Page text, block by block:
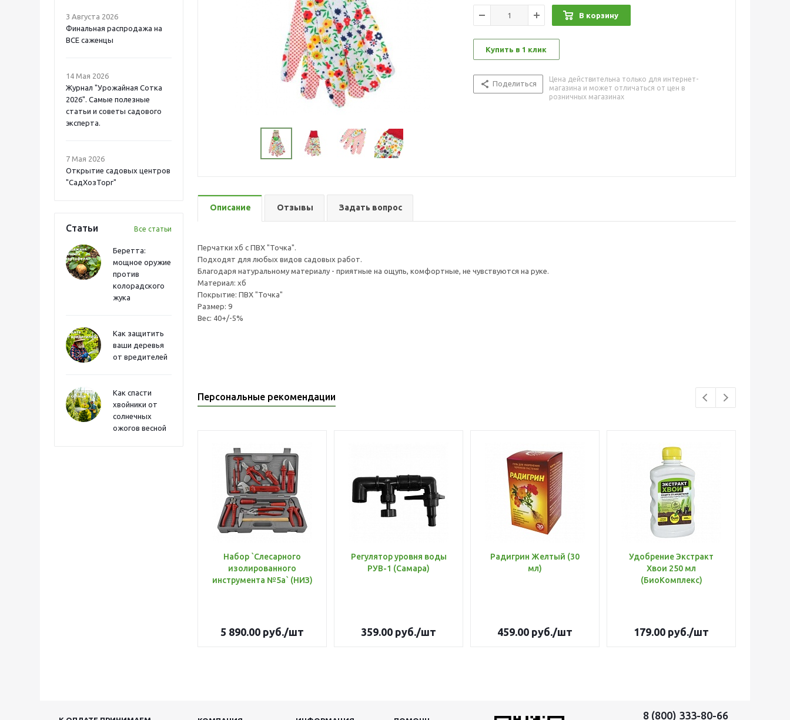
3 Августа 2026
Финальная распродажа на
ВСЕ саженцы
14 Мая 2026
Журнал "Урожайная Сотка
2026". Самые полезные
статьи и советы садового
эксперта.
7 Мая 2026
Открытие садовых центров
"СадХозТорг"
Статьи Все статьи
Беретта:
мощное оружие
против
колорадского
жука
Как защитить
ваши деревья
от вредителей
Как спасти
хвойники от
солнечных
ожогов весной
В корзину
Купить в 1 клик
Поделиться
Цена действительна только для интернет-
магазина и может отличаться от цен в
розничных магазинах
Описание Отзывы Задать вопрос
Перчатки хб с ПВХ "Точка".
Подходят для любых видов садовых работ.
Благодаря натуральному материалу - приятные на ощупь, комфортные, не чувствуются на руке.
Материал: хб
Покрытие: ПВХ "Точка"
Размер: 9
Вес: 40+/-5%
Персональные рекомендации
Набор `Слесарного
изолированного
инструмента №5а` (НИЗ)
5 890.00 руб./шт
Регулятор уровня воды
РУВ-1 (Самара)
359.00 руб./шт
Радигрин Желтый (30
мл)
459.00 руб./шт
Удобрение Экстракт
Хвои 250 мл
(БиоКомплекс)
179.00 руб./шт
8 (800) 333-80-66